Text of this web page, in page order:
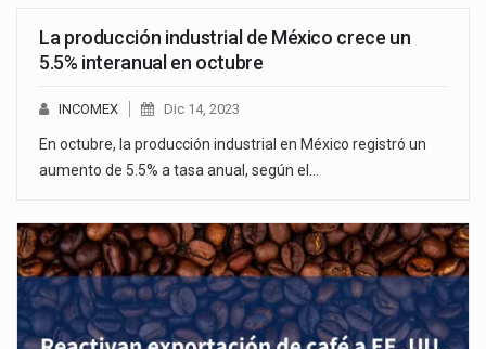
La producción industrial de México crece un
5.5% interanual en octubre
INCOMEX Dic 14, 2023
En octubre, la producción industrial en México registró un
aumento de 5.5% a tasa anual, según el…